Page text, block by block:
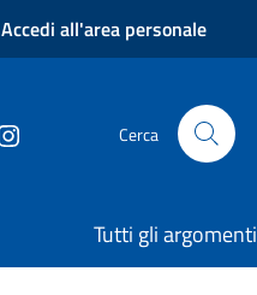
Accedi all'area personale
Cerca
Tutti gli argomenti